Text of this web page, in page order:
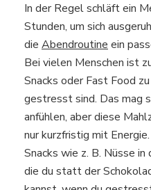
In der Regel schläft ein
Stunden, um sich
die Abendroutine ein
Bei vielen Menschen ist
Snacks oder Fast Food
gestresst sind. Das mag
anfühlen, aber diese
nur kurzfristig mit
Snacks wie z. B. Nüsse
die du statt der